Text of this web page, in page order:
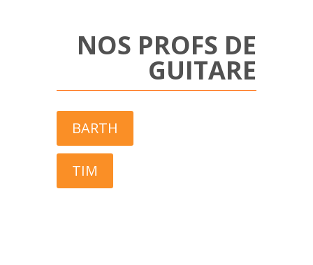
NOS PROFS DE
GUITARE
BARTH
TIM